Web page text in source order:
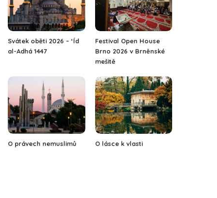
Svátek oběti 2026 – ‘Íd
al-Adhá 1447
Festival Open House
Brno 2026 v Brněnské
mešitě
O právech nemuslimů O lásce k vlasti